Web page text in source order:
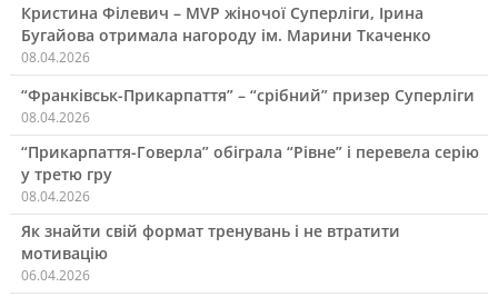
Кристина Філевич – MVP жіночої Суперліги, Ірина
Бугайова отримала нагороду ім. Марини Ткаченко
08.04.2026
“Франківськ-Прикарпаття” – “срібний” призер Суперліги
08.04.2026
“Прикарпаття-Говерла” обіграла “Рівне” і перевела серію
у третю гру
08.04.2026
Як знайти свій формат тренувань і не втратити
мотивацію
06.04.2026